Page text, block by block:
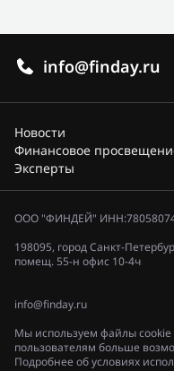
info@finday.ru
Новости
Финансовое
Эксперты
ООО "ФИНДЕЙ"
198095, город Санкт-
помещ. 55-н офис 10-4ч
info@finday.ru
Мы используем файлы cookie
пользователям больше
Подробнее об условиях